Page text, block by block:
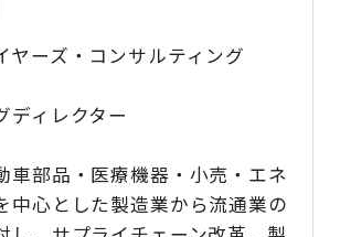
ヤーズ・コンサルティング
ディレクター
車部品・医療機器・小売・エネ
中心とした製造業から流通業の